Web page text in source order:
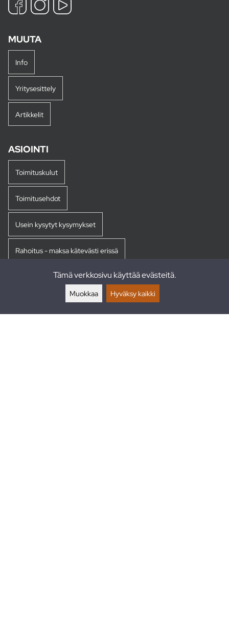
MUUTA
Info
Yritysesittely
Artikkelit
ASIOINTI
Toimituskulut
Toimitusehdot
Usein kysytyt kysymykset
Rahoitus - maksa kätevästi erissä
Tämä verkkosivu käyttää evästeitä.
Muokkaa Hyväksy kaikki